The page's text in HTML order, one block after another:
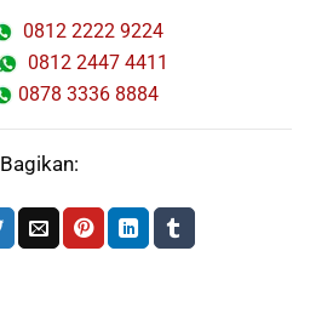
0812 2222 9224
0812 2447 4411
0878 3336 8884
Bagikan: